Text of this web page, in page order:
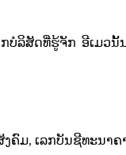
ກ​ບໍລິສັດ​ທີ່​ຮູ້​ຈັກ​​ ອີ​ເມ​ວ​
ມ​, ເລກ​ບັນ​ຊີທະ​ນາ​ຄ